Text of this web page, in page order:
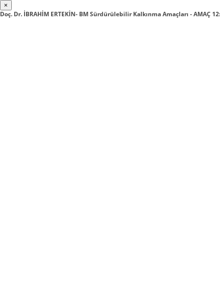
×
Doç. Dr. İBRAHİM ERTEKİN- BM Sürdürülebilir Kalkınma Amaçları - AMAÇ